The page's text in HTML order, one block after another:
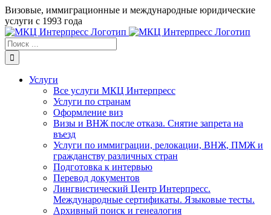
Skip
to
content
Визовые, иммиграционные и международные юридические
услуги с 1993 года
Результат
поиска:
Услуги
Все услуги МКЦ Интерпресс
Услуги по странам
Оформление виз
Визы и ВНЖ после отказа. Снятие запрета на
въезд
Услуги по иммиграции, релокации, ВНЖ, ПМЖ и
гражданству различных стран
Подготовка к интервью
Перевод документов
Лингвистический Центр Интерпресс.
Международные сертификаты. Языковые тесты.
Архивный поиск и генеалогия